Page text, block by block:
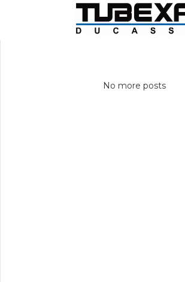
No more posts